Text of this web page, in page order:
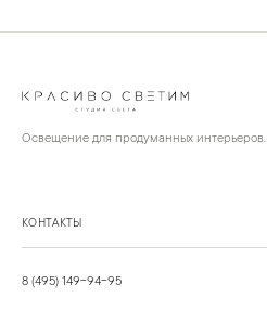
Освещение для продуманных интерьеров.
КОНТАКТЫ
8 (495) 149-94-95